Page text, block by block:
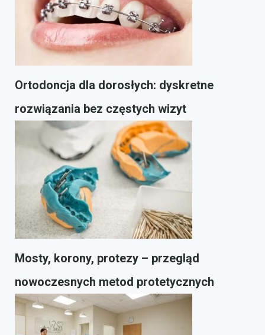
Ortodoncja dla dorosłych: dyskretne
rozwiązania bez częstych wizyt
Mosty, korony, protezy – przegląd
nowoczesnych metod protetycznych